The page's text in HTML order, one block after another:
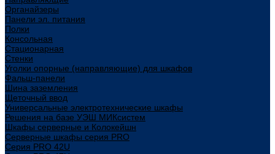
Органайзеры
Панели эл. питания
Полки
Консольная
Стационарная
Стенки
Уголки опорные (направляющие) для шкафов
Фальш-панели
Шина заземления
Щеточный ввод
Универсальные электротехнические шкафы
Решения на базе УЭШ МИКсистем
Шкафы серверные и Колокейшн
Серверные шкафы серия PRO
Серия PRO 42U